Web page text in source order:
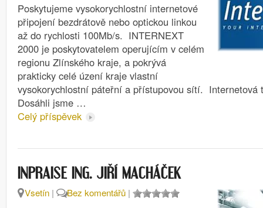
Poskytujeme vysokorychlostní internetové
připojení bezdrátově nebo optickou linkou
až do rychlosti 100Mb/s. INTERNEXT
2000 je poskytovatelem operujícím v celém
regionu Zlínského kraje, a pokrývá
prakticky celé úzení kraje vlastní
vysokorychlostní páteřní a přístupovou sítí. Internetová
Dosáhli jsme …
Celý příspěvek
INPRAISE ING. JIŘÍ MACHÁČEK
Vsetín | Bez komentářů |